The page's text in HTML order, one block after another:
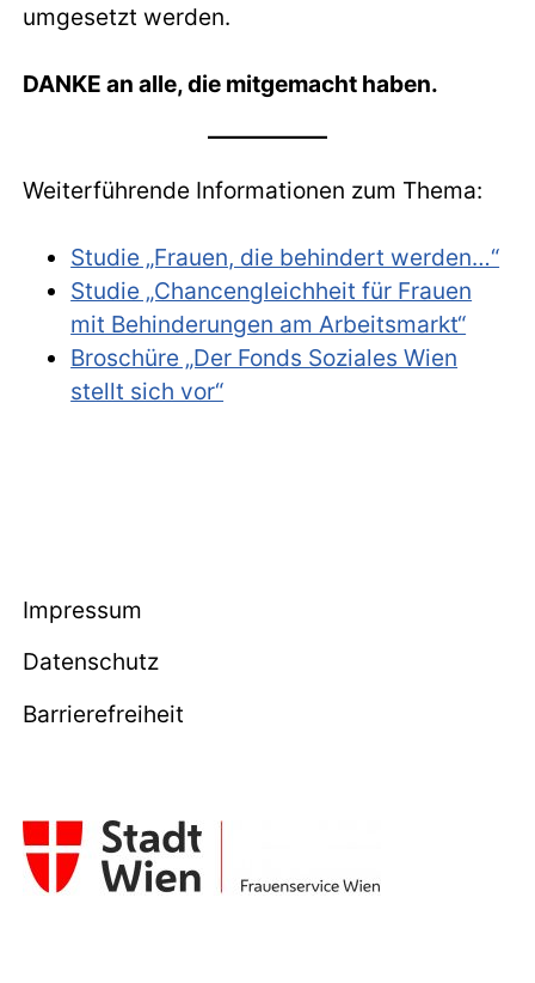
umgesetzt werden.
DANKE an alle, die mitgemacht haben.
Weiterführende Informationen zum Thema:
Studie „Frauen, die behindert werden…“
Studie „Chancengleichheit für Frauen
mit Behinderungen am Arbeitsmarkt“
Broschüre „Der Fonds Soziales Wien
stellt sich vor“
Impressum
Datenschutz
Barrierefreiheit